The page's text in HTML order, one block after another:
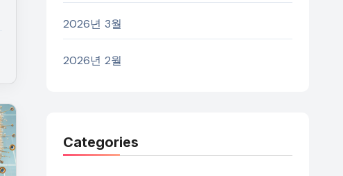
2026년 3월
2026년 2월
Categories